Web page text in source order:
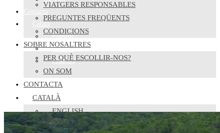
English
Español
Français
VIATGERS RESPONSABLES
PREGUNTES FREQÜENTS
CONDICIONS
SOBRE NOSALTRES
PER QUÈ ESCOLLIR-NOS?
ON SOM
CONTACTA
CATALÀ
ENGLISH
ESPAÑOL